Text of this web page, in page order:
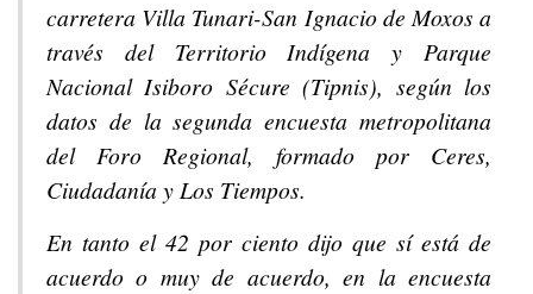
carretera Villa Tunari-San Ignacio de Moxos a
través del Territorio Indígena y Parque
Nacional Isiboro Sécure (Tipnis), según los
datos de la segunda encuesta metropolitana
del Foro Regional, formado por Ceres,
Ciudadanía y Los Tiempos.
En tanto el 42 por ciento dijo que sí está de
acuerdo o muy de acuerdo, en la encuesta